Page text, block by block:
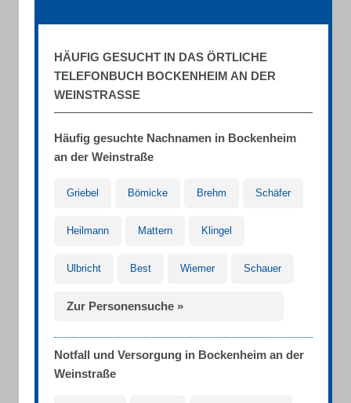
HÄUFIG GESUCHT IN DAS ÖRTLICHE
TELEFONBUCH BOCKENHEIM AN DER
WEINSTRASSE
Häufig gesuchte Nachnamen in Bockenheim
an der Weinstraße
Griebel Bömicke Brehm Schäfer
Heilmann Mattern Klingel
Ulbricht Best Wiemer Schauer
Zur Personensuche »
Notfall und Versorgung in Bockenheim an der
Weinstraße